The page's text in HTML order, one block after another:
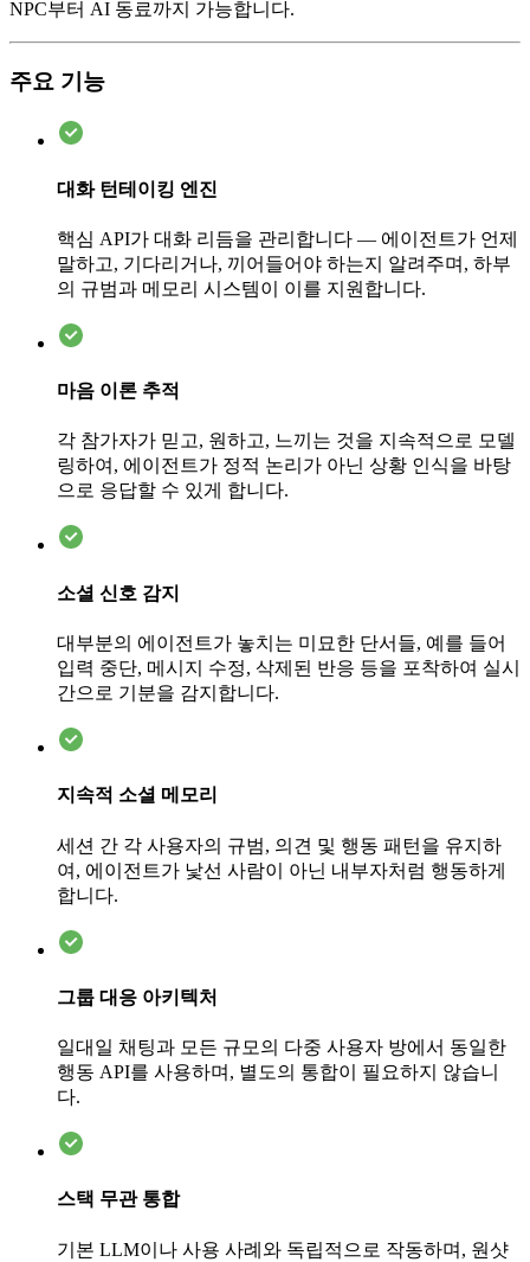
NPC부터 AI 동료까지 가능합니다.
주요 기능
대화 턴테이킹 엔진
핵심 API가 대화 리듬을 관리합니다 — 에이전트가 언제
말하고, 기다리거나, 끼어들어야 하는지 알려주며, 하부
의 규범과 메모리 시스템이 이를 지원합니다.
마음 이론 추적
각 참가자가 믿고, 원하고, 느끼는 것을 지속적으로 모델
링하여, 에이전트가 정적 논리가 아닌 상황 인식을 바탕
으로 응답할 수 있게 합니다.
소셜 신호 감지
대부분의 에이전트가 놓치는 미묘한 단서들, 예를 들어
입력 중단, 메시지 수정, 삭제된 반응 등을 포착하여 실시
간으로 기분을 감지합니다.
지속적 소셜 메모리
세션 간 각 사용자의 규범, 의견 및 행동 패턴을 유지하
여, 에이전트가 낯선 사람이 아닌 내부자처럼 행동하게
합니다.
그룹 대응 아키텍처
일대일 채팅과 모든 규모의 다중 사용자 방에서 동일한
행동 API를 사용하며, 별도의 통합이 필요하지 않습니
다.
스택 무관 통합
기본 LLM이나 사용 사례와 독립적으로 작동하며, 원샷